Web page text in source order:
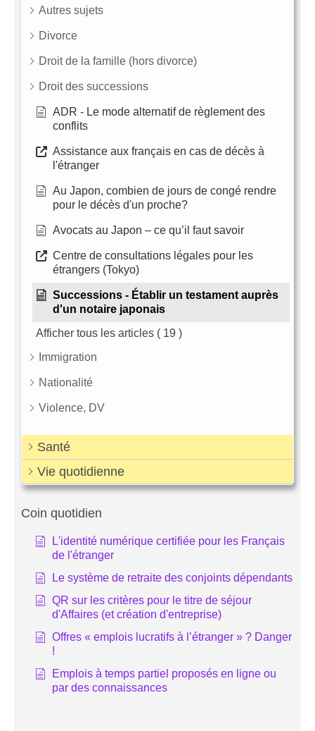
Autres sujets
Divorce
Droit de la famille (hors divorce)
Droit des successions
ADR - Le mode alternatif de règlement des
conflits
Assistance aux français en cas de décès à
l'étranger
Au Japon, combien de jours de congé rendre
pour le décès d'un proche?
Avocats au Japon – ce qu’il faut savoir
Centre de consultations légales pour les
étrangers (Tokyo)
Successions - Établir un testament auprès
d'un notaire japonais
Afficher tous les articles ( 19 )
Immigration
Nationalité
Violence, DV
Santé
Vie quotidienne
Coin quotidien
L'identité numérique certifiée pour les Français
de l'étranger
Le système de retraite des conjoints dépendants
QR sur les critères pour le titre de séjour
d'Affaires (et création d'entreprise)
Offres « emplois lucratifs à l’étranger » ? Danger
!
Emplois à temps partiel proposés en ligne ou
par des connaissances